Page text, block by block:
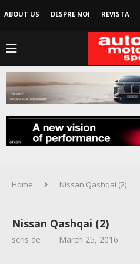
ABOUT US DESPRE NOI REVISTA
Home Nissan Qashqai (2)
Nissan Qashqai (2)
scris de March 25, 2016